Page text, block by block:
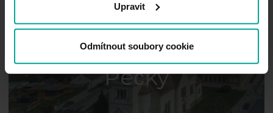
Upravit
Odmítnout soubory cookie
Pečky